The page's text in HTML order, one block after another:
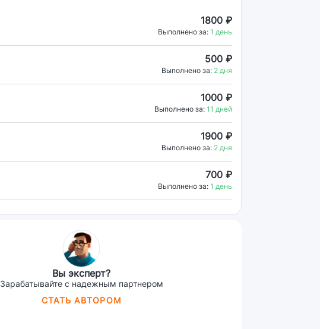
1800 ₽
Выполнено за: 1 день
500 ₽
Выполнено за: 2 дня
1000 ₽
Выполнено за: 11 дней
1900 ₽
Выполнено за: 2 дня
700 ₽
Выполнено за: 1 день
Вы эксперт?
Зарабатывайте с надежным партнером
СТАТЬ АВТОРОМ